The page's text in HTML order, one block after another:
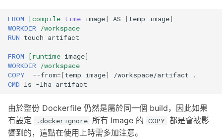
h
i
n
g
FROM [compile time image] AS [temp image]
WORKDIR
/workspace
RUN touch
FROM [runtime image]
WORKDIR
/workspace
COPY
--from=[temp image] /workspace/artifact
CMD ls -lha
由於整份 Dockerfile 仍然是屬於同一個 build，因此如果
有設定
.dockerignore 所有 Image 的 COPY 都是會被影
響到的，這點在使用上時需多加注意。